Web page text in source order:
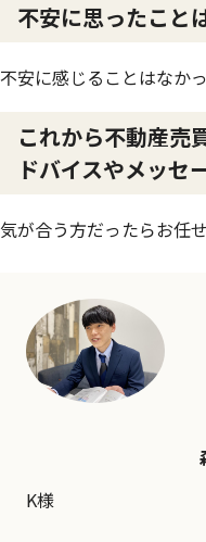
不安に思ったこと
不安に感じることはなか
これから不動産売
ドバイスやメッセ
気が合う方だったらお任
K様